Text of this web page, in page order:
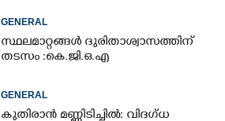
GENERAL
സ്ഥലമാറ്റങ്ങൾ ദുരിതാശ്വാസത്തിന്
തടസം :കെ.ജി.ഒ.എ
GENERAL
കുതിരാൻ മണ്ണിടിച്ചിൽ: വിദഗ്ധ